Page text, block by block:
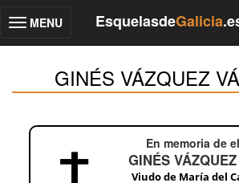
Toggle
MENU EsquelasdeGalicia
GINÉS VÁZQUEZ
En memoria de
GINÉS
Viudo de María del